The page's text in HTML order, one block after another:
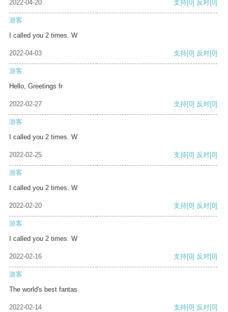
2022-04-20 支持 [0] 反对 [0]
游客
I called you 2 times. W
2022-04-03 支持[0] 反对[0]
游客
Hello, Greetings fr
2022-02-27 支持[0] 反对[0]
游客
I called you 2 times. W
2022-02-25 支持[0] 反对[0]
游客
I called you 2 times. W
2022-02-20 支持[0] 反对[0]
游客
I called you 2 times. W
2022-02-16 支持[0] 反对[0]
游客
The world's best fantas
2022-02-14 支持[0] 反对[0]